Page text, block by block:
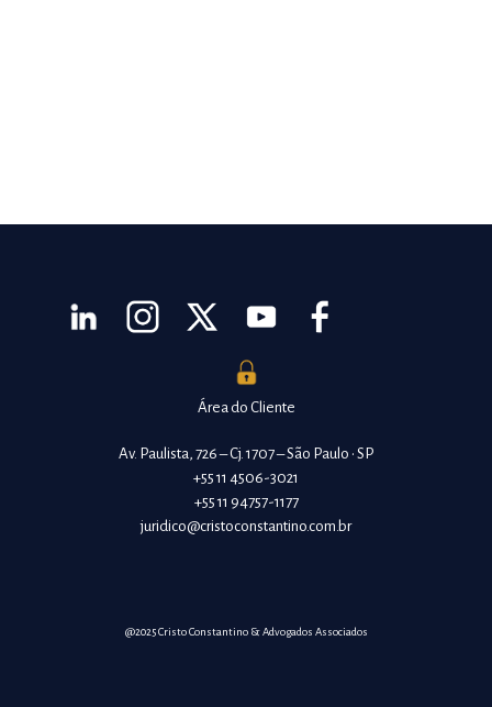
Área do Cliente
Av. Paulista, 726 – Cj. 1707 – São Paulo • SP
+55 11 4506-3021
+55 11 94757-1177
juridico@cristoconstantino.com.br
@2025 Cristo Constantino & Advogados Associados